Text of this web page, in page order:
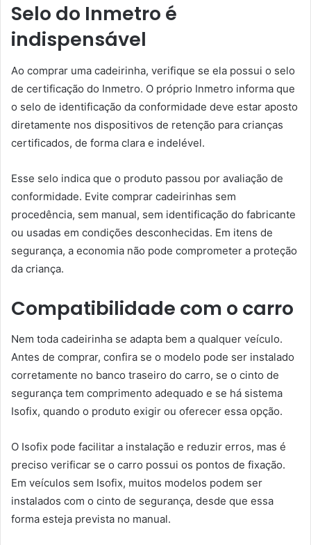
Selo do Inmetro é
indispensável
Ao comprar uma cadeirinha, verifique se ela possui o selo
de certificação do Inmetro. O próprio Inmetro informa que
o selo de identificação da conformidade deve estar aposto
diretamente nos dispositivos de retenção para crianças
certificados, de forma clara e indelével.
Esse selo indica que o produto passou por avaliação de
conformidade. Evite comprar cadeirinhas sem
procedência, sem manual, sem identificação do fabricante
ou usadas em condições desconhecidas. Em itens de
segurança, a economia não pode comprometer a proteção
da criança.
Compatibilidade com o carro
Nem toda cadeirinha se adapta bem a qualquer veículo.
Antes de comprar, confira se o modelo pode ser instalado
corretamente no banco traseiro do carro, se o cinto de
segurança tem comprimento adequado e se há sistema
Isofix, quando o produto exigir ou oferecer essa opção.
O Isofix pode facilitar a instalação e reduzir erros, mas é
preciso verificar se o carro possui os pontos de fixação.
Em veículos sem Isofix, muitos modelos podem ser
instalados com o cinto de segurança, desde que essa
forma esteja prevista no manual.